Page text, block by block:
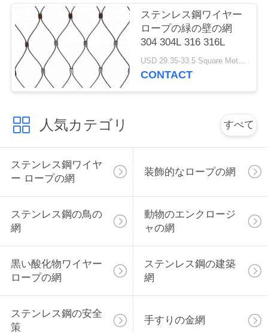
下
さ
ニ
ュ
ー
ス
引
を
ステンレス鋼ワイヤー
ロープの緑の壁の網
304 304L 316 316L
USD 29.35-33.5 Square Meters MOQ:10 平方メートル
CONTACT
人気カテゴリ すべて
ステンレス鋼ワイヤ
ー ロープの網
装飾的なロープの網
ステンレス鋼の鳥の
網
動物のエンクロージ
ャの網
黒い酸化物ワイヤー
ロープの網
ステンレス鋼の建築
網
ステンレス鋼の安全
策
手すりの金網